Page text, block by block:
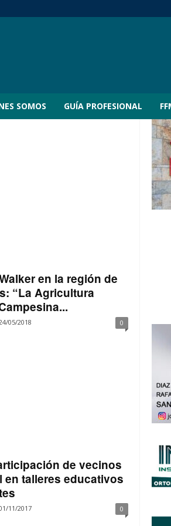
SOMOS GUÍA PROFESIONAL
en la región de
“La Agricultura
05/2018 0
de vecinos
en talleres educativos
11/2017 0